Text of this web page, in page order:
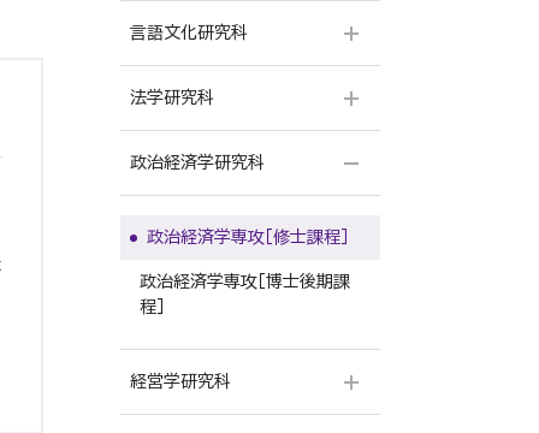
日本文学専攻［修士課程］
日本文学専攻［博士後期課程］
言語文化研究科
言語文化専攻 言語文化コース
［修士課程］
言語文化専攻［博士後期課程］
法学研究科
ビジネス法務専攻［修士課程］
課程］
政治経済学研究科
政治経済学専攻［修士課程］
政治経済学専攻［博士後期課
程］
経営学研究科